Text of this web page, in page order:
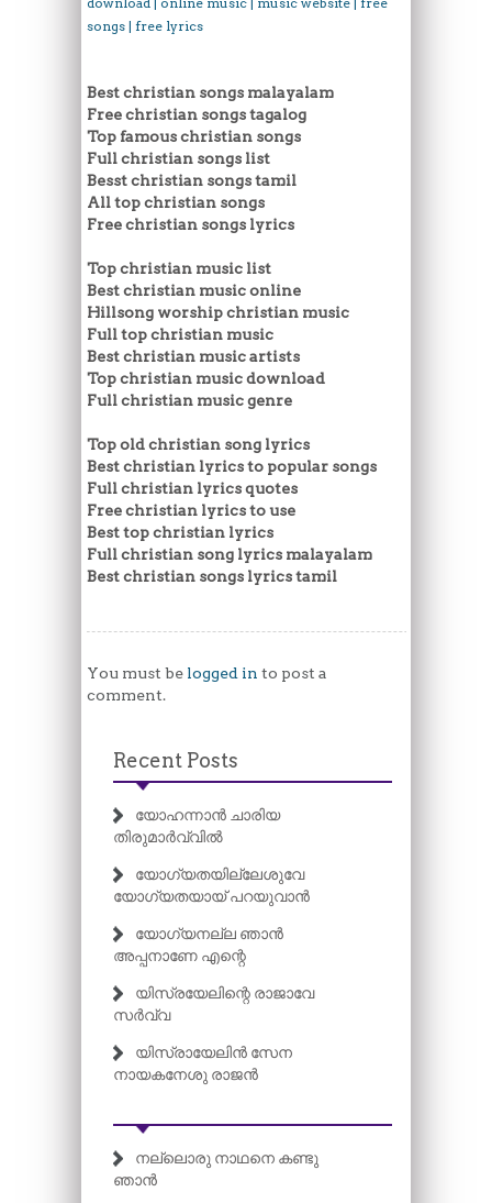
songs | free lyrics
Best christian songs malayalam
Free christian songs tagalog
Top famous christian songs
Full christian songs list
Besst christian songs tamil
All top christian songs
Free christian songs lyrics
Top christian music list
Best christian music online
Hillsong worship christian music
Full top christian music
Best christian music artists
Top christian music download
Full christian music genre
Top old christian song lyrics
Best christian lyrics to popular songs
Full christian lyrics quotes
Free christian lyrics to use
Best top christian lyrics
Full christian song lyrics malayalam
Best christian songs lyrics tamil
You must be logged in to post a
comment.
Recent Posts
യോഹന്നാൻ ചാരിയ
തിരുമാർവ്വിൽ
യോഗ്യതയില്ലേശുവേ
യോഗ്യതയായ് പറയുവാൻ
യോഗ്യനല്ല ഞാൻ
അപ്പനാണേ എന്റെ
യിസ്രയേലിന്റെ രാജാവേ
സർവ്വ
യിസ്രായേലിൻ സേന
നായകനേശു രാജൻ
നല്ലൊരു നാഥനെ കണ്ടു
ഞാൻ